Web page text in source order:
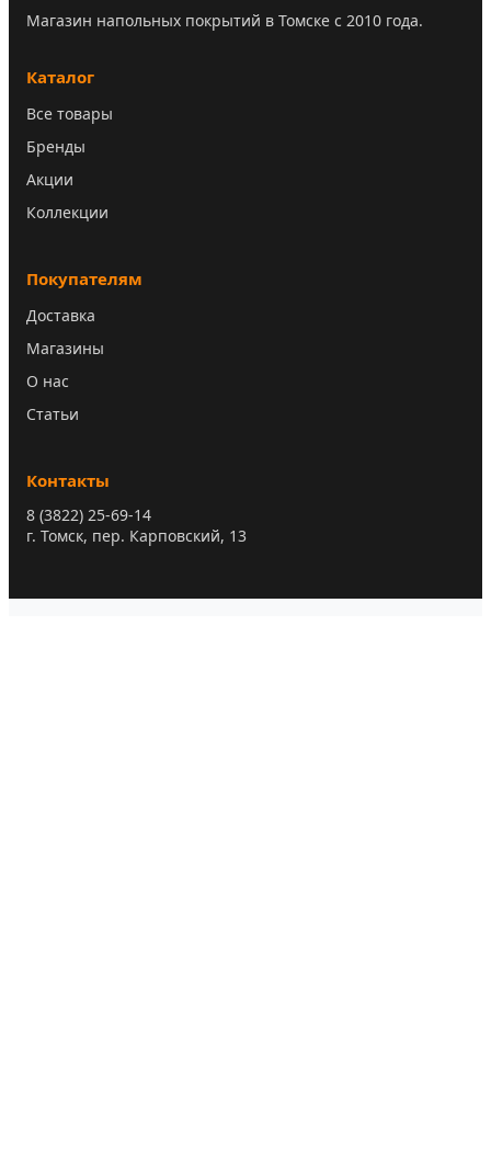
Магазин напольных покрытий в Томске с 2010 года.
Каталог
Все товары
Бренды
Акции
Коллекции
Покупателям
Доставка
Магазины
О нас
Статьи
Контакты
8 (3822) 25-69-14
г. Томск, пер. Карповский, 13